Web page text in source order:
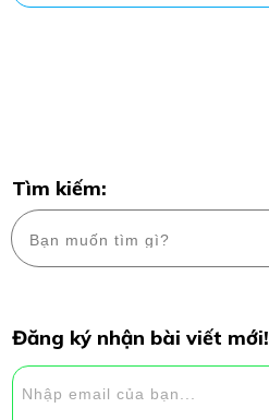
Tìm kiếm:
Đăng ký nhận bài viết mới!